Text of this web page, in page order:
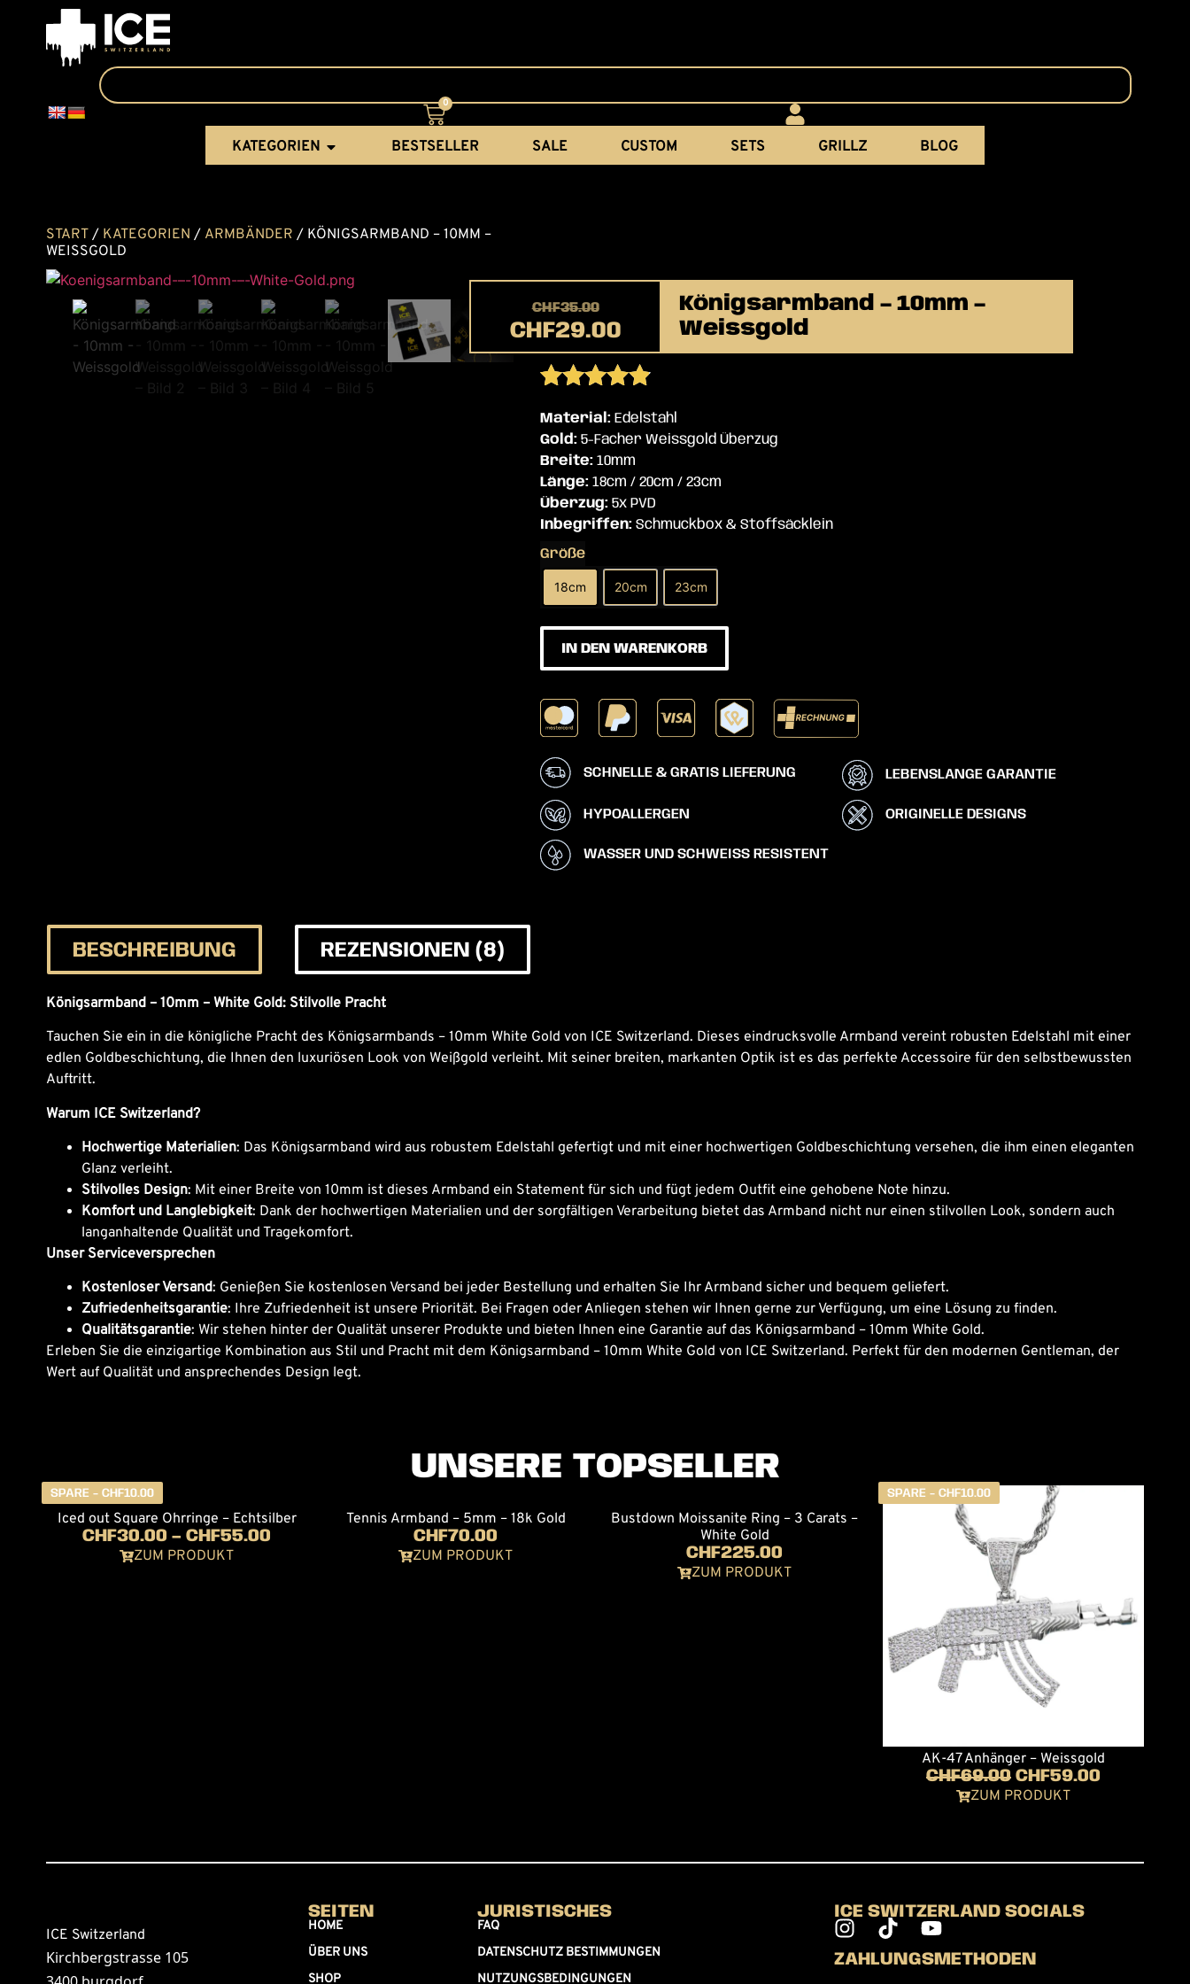
0
KATEGORIEN BESTSELLER SALE CUSTOM SETS GRILLZ BLOG
START / KATEGORIEN / ARMBÄNDER / KÖNIGSARMBAND – 10MM –
WEISSGOLD
Königsarmband – 10mm –
Weissgold
CHF35.00
CHF29.00
Bewertet
mit4.75
von 5,
basierend
auf
Kundenbewertungen
Material: Edelstahl
Gold: 5-Facher Weissgold Überzug
Breite: 10mm
Länge: 18cm / 20cm / 23cm
Überzug: 5x PVD
Inbegriffen: Schmuckbox & Stoffsäcklein
Größe
18cm 20cm 23cm
IN DEN WARENKORB
SCHNELLE & GRATIS LIEFERUNG LEBENSLANGE GARANTIE
HYPOALLERGEN ORIGINELLE DESIGNS
WASSER UND SCHWEISS RESISTENT
BESCHREIBUNG REZENSIONEN (8)
Königsarmband – 10mm – White Gold: Stilvolle Pracht
Tauchen Sie ein in die königliche Pracht des Königsarmbands – 10mm White Gold von ICE Switzerland. Dieses eindrucksvolle Armband vereint robusten Edelstahl mit einer
edlen Goldbeschichtung, die Ihnen den luxuriösen Look von Weißgold verleiht. Mit seiner breiten, markanten Optik ist es das perfekte Accessoire für den selbstbewussten
Auftritt.
Warum ICE Switzerland?
Hochwertige Materialien: Das Königsarmband wird aus robustem Edelstahl gefertigt und mit einer hochwertigen Goldbeschichtung versehen, die ihm einen eleganten
Glanz verleiht.
Stilvolles Design: Mit einer Breite von 10mm ist dieses Armband ein Statement für sich und fügt jedem Outfit eine gehobene Note hinzu.
Komfort und Langlebigkeit: Dank der hochwertigen Materialien und der sorgfältigen Verarbeitung bietet das Armband nicht nur einen stilvollen Look, sondern auch
langanhaltende Qualität und Tragekomfort.
Unser Serviceversprechen
Kostenloser Versand: Genießen Sie kostenlosen Versand bei jeder Bestellung und erhalten Sie Ihr Armband sicher und bequem geliefert.
Zufriedenheitsgarantie: Ihre Zufriedenheit ist unsere Priorität. Bei Fragen oder Anliegen stehen wir Ihnen gerne zur Verfügung, um eine Lösung zu finden.
Qualitätsgarantie: Wir stehen hinter der Qualität unserer Produkte und bieten Ihnen eine Garantie auf das Königsarmband – 10mm White Gold.
Erleben Sie die einzigartige Kombination aus Stil und Pracht mit dem Königsarmband – 10mm White Gold von ICE Switzerland. Perfekt für den modernen Gentleman, der
Wert auf Qualität und ansprechendes Design legt.
UNSERE TOPSELLER
SPARE - CHF10.00
Iced out Square Ohrringe – Echtsilber
CHF30.00 – CHF55.00
ZUM PRODUKT
Tennis Armband – 5mm – 18k Gold
CHF70.00
ZUM PRODUKT
Bustdown Moissanite Ring – 3 Carats –
White Gold
CHF225.00
ZUM PRODUKT
SPARE - CHF10.00
AK-47 Anhänger – Weissgold
CHF69.00 CHF59.00
ZUM PRODUKT
ICE Switzerland
Kirchbergstrasse 105
SEITEN
HOME
ÜBER UNS
SHOP
JURISTISCHES
FAQ
DATENSCHUTZ BESTIMMUNGEN
NUTZUNGSBEDINGUNGEN
ICE SWITZERLAND SOCIALS
ZAHLUNGSMETHODEN